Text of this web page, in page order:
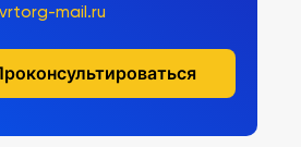
mail.ru